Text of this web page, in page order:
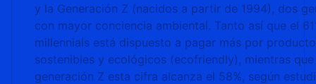
y la Generación Z (nacidos a partir de 1994), dos
con mayor conciencia ambiental. Tanto así que el
millennials está dispuesto a pagar más por
sostenibles y ecológicos (ecofriendly), mientras que
generación Z esta cifra alcanza el 58%, según